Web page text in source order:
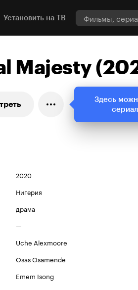
Установить на ТВ
Majesty
2020
Нигерия
драма
—
Uche Alexmoore
Osas Osamende
Emem Isong
Здесь